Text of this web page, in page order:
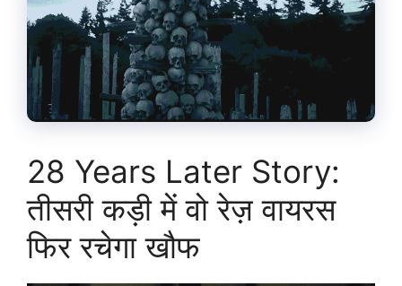
28 Years Later Story:
तीसरी कड़ी में वो रेज़ वायरस
फिर रचेगा खौफ